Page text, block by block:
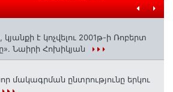
է կոչվելու 2001թ-ի Ռոբերտ
Նաիրի Հոխիկյան
մակագրման ընտրությունը երկու